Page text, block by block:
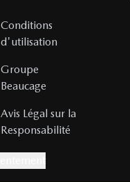
Conditions
d'utilisation
Groupe
Beaucage
Avis Légal sur la
Responsabilité